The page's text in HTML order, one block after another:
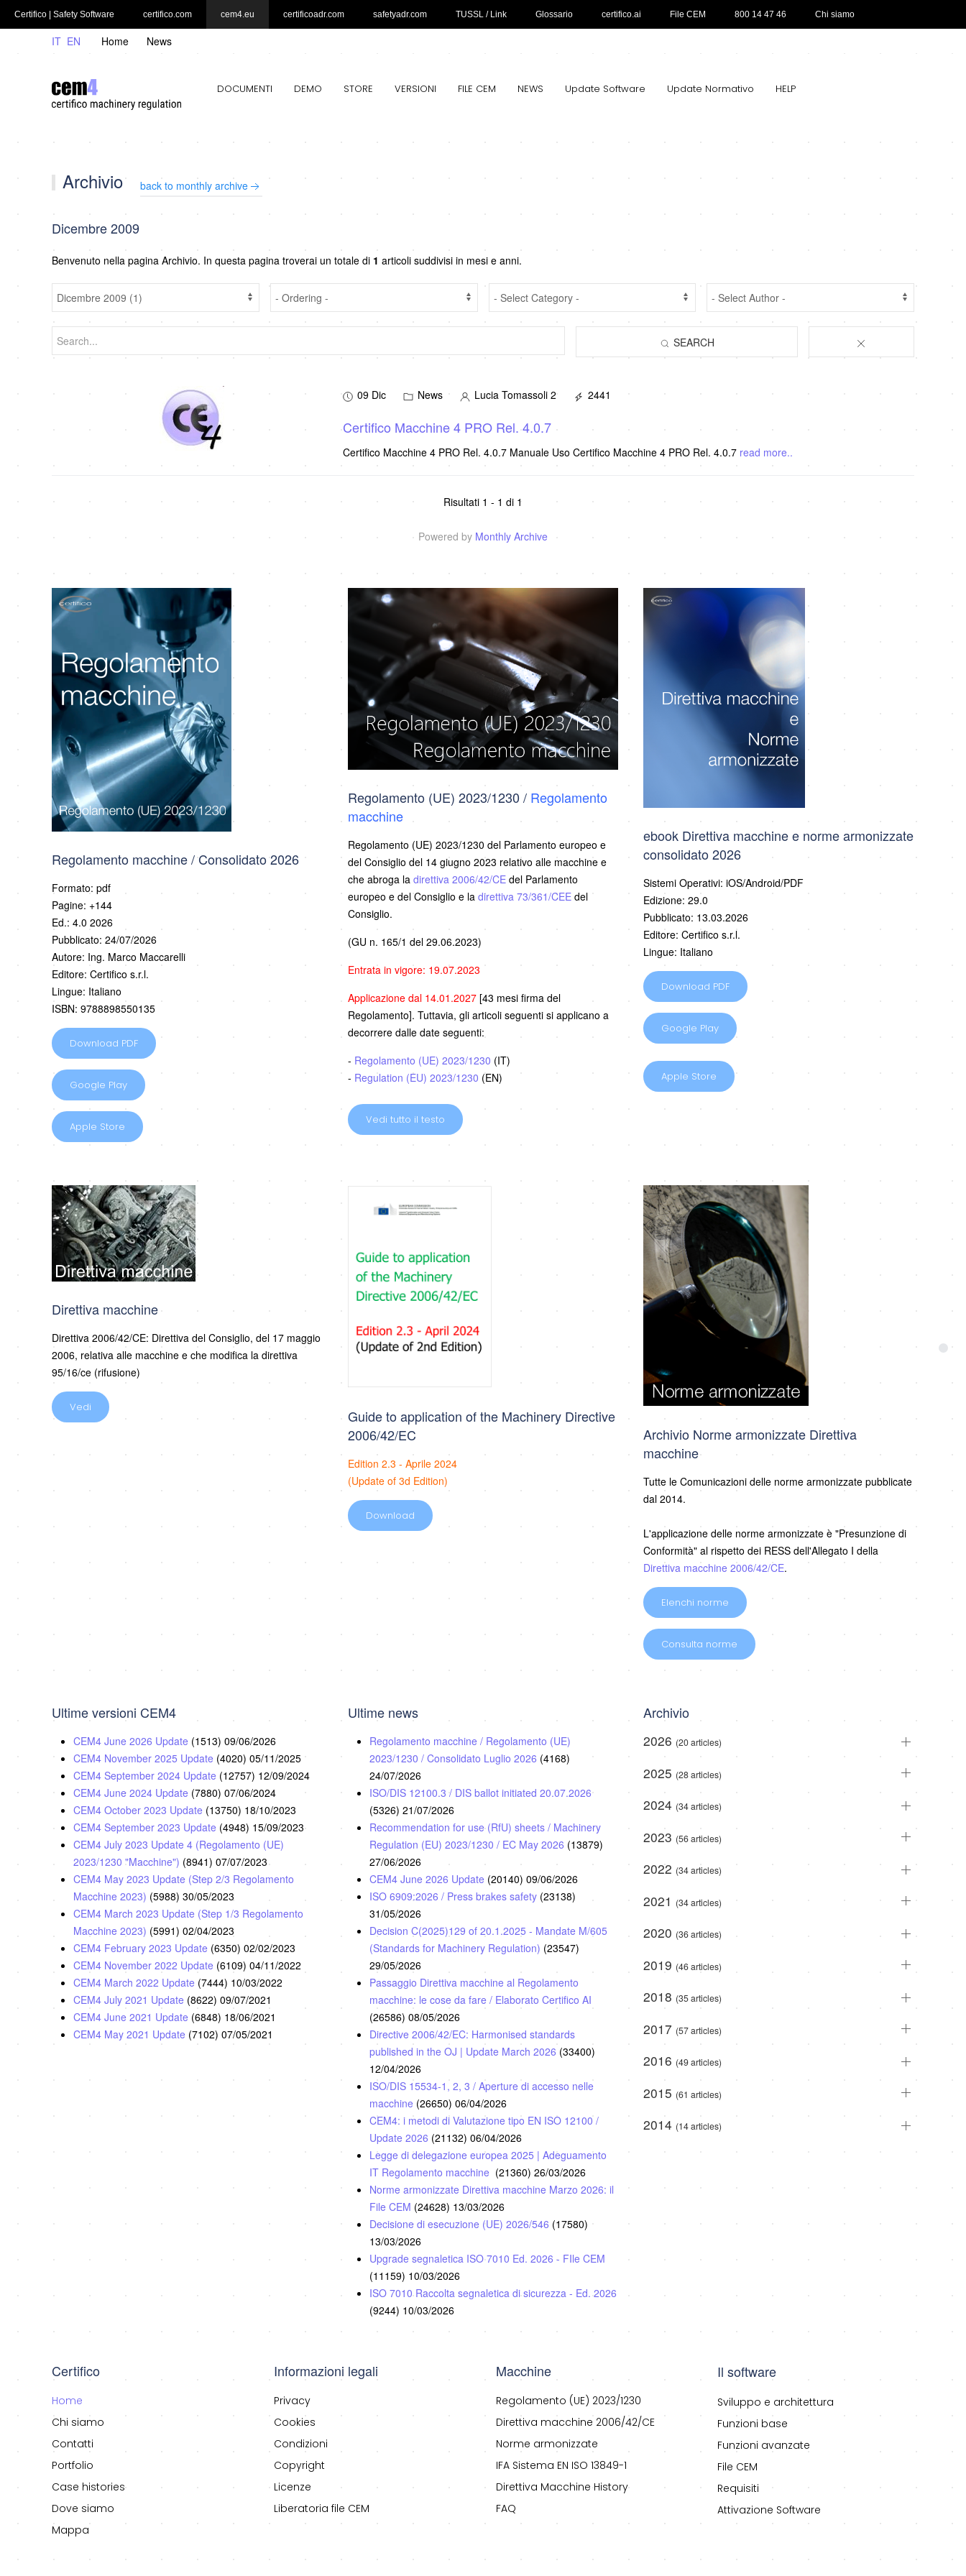
Certifico | Safety Software certifico.com cem4.eu certificoadr.com safetyadr.com TUSSL / Link Glossario certifico.ai File CEM 800 14 47 46 Chi siamo
IT EN Home News
DOCUMENTI DEMO STORE VERSIONI FILE CEM NEWS Update Software Update Normativo HELP
Archivio back to monthly archive
Dicembre 2009
Benvenuto nella pagina Archivio. In questa pagina troverai un totale di 1 articoli suddivisi in mesi e anni.
SEARCH
09 Dic News Lucia Tomassoli 2 2441
Certifico Macchine 4 PRO Rel. 4.0.7
Certifico Macchine 4 PRO Rel. 4.0.7 Manuale Uso Certifico Macchine 4 PRO Rel. 4.0.7 read more..
Risultati 1 - 1 di 1
Powered by Monthly Archive
Regolamento macchine / Consolidato 2026
Formato: pdf
Pagine: +144
Ed.: 4.0 2026
Pubblicato: 24/07/2026
Autore: Ing. Marco Maccarelli
Editore: Certifico s.r.l.
Lingue: Italiano
ISBN: 9788898550135
Download PDF
Google Play
Apple Store
Regolamento (UE) 2023/1230 / Regolamento
macchine
Regolamento (UE) 2023/1230 del Parlamento europeo e
del Consiglio del 14 giugno 2023 relativo alle macchine e
che abroga la direttiva 2006/42/CEdel Parlamento
europeo e del Consiglio e la direttiva 73/361/CEEdel
Consiglio.
(GU n. 165/1 del 29.06.2023)
Entrata in vigore: 19.07.2023
Applicazione dal 14.01.2027 [43 mesi firma del
Regolamento]. Tuttavia, gli articoli seguenti si applicano a
decorrere dalle date seguenti:
- Regolamento (UE) 2023/1230 (IT)
- Regulation (EU) 2023/1230 (EN)
Vedi tutto il testo
ebook Direttiva macchine e norme armonizzate
consolidato 2026
Sistemi Operativi: iOS/Android/PDF
Edizione: 29.0
Pubblicato: 13.03.2026
Editore: Certifico s.r.l.
Lingue: Italiano
Download PDF
Google Play
Apple Store
Direttiva macchine
Direttiva 2006/42/CE: Direttiva del Consiglio, del 17 maggio
2006, relativa alle macchine e che modifica la direttiva
95/16/ce (rifusione)
Vedi
Guide to application of the Machinery Directive
2006/42/EC
Edition 2.3 - Aprile 2024
(Update of 3d Edition)
Download
Archivio Norme armonizzate Direttiva
macchine
Tutte le Comunicazioni delle norme armonizzate pubblicate
dal 2014.
L'applicazione delle norme armonizzate è "Presunzione di
Conformità" al rispetto dei RESS dell'Allegato I della
Direttiva macchine 2006/42/CE.
Elenchi norme
Consulta norme
Ultime versioni CEM4
CEM4 June 2026 Update (1513) 09/06/2026
CEM4 November 2025 Update (4020) 05/11/2025
CEM4 September 2024 Update (12757) 12/09/2024
CEM4 June 2024 Update (7880) 07/06/2024
CEM4 October 2023 Update (13750) 18/10/2023
CEM4 September 2023 Update (4948) 15/09/2023
CEM4 July 2023 Update 4 (Regolamento (UE)
2023/1230 "Macchine") (8941) 07/07/2023
CEM4 May 2023 Update (Step 2/3 Regolamento
Macchine 2023) (5988) 30/05/2023
CEM4 March 2023 Update (Step 1/3 Regolamento
Macchine 2023) (5991) 02/04/2023
CEM4 February 2023 Update (6350) 02/02/2023
CEM4 November 2022 Update (6109) 04/11/2022
CEM4 March 2022 Update (7444) 10/03/2022
CEM4 July 2021 Update (8622) 09/07/2021
CEM4 June 2021 Update (6848) 18/06/2021
CEM4 May 2021 Update (7102) 07/05/2021
Ultime news
Regolamento macchine / Regolamento (UE)
2023/1230 / Consolidato Luglio 2026 (4168)
24/07/2026
ISO/DIS 12100.3 / DIS ballot initiated 20.07.2026
(5326) 21/07/2026
Recommendation for use (RfU) sheets / Machinery
Regulation (EU) 2023/1230 / EC May 2026 (13879)
27/06/2026
CEM4 June 2026 Update (20140) 09/06/2026
ISO 6909:2026 / Press brakes safety (23138)
31/05/2026
Decision C(2025)129 of 20.1.2025 - Mandate M/605
(Standards for Machinery Regulation) (23547)
29/05/2026
Passaggio Direttiva macchine al Regolamento
macchine: le cose da fare / Elaborato Certifico AI
(26586) 08/05/2026
Directive 2006/42/EC: Harmonised standards
published in the OJ | Update March 2026 (33400)
12/04/2026
ISO/DIS 15534-1, 2, 3 / Aperture di accesso nelle
macchine (26650) 06/04/2026
CEM4: i metodi di Valutazione tipo EN ISO 12100 /
Update 2026 (21132) 06/04/2026
Legge di delegazione europea 2025 | Adeguamento
IT Regolamento macchine (21360) 26/03/2026
Norme armonizzate Direttiva macchine Marzo 2026: il
File CEM (24628) 13/03/2026
Decisione di esecuzione (UE) 2026/546 (17580)
13/03/2026
Upgrade segnaletica ISO 7010 Ed. 2026 - FIle CEM
(11159) 10/03/2026
ISO 7010 Raccolta segnaletica di sicurezza - Ed. 2026
(9244) 10/03/2026
Archivio
2026 (20 articles)
2025 (28 articles)
2024 (34 articles)
2023 (56 articles)
2022 (34 articles)
2021 (34 articles)
2020 (36 articles)
2019 (46 articles)
2018 (35 articles)
2017 (57 articles)
2016 (49 articles)
2015 (61 articles)
2014 (14 articles)
Certifico
Home
Chi siamo
Contatti
Portfolio
Case histories
Dove siamo
Mappa
Informazioni legali
Privacy
Cookies
Condizioni
Copyright
Licenze
Liberatoria file CEM
Macchine
Regolamento (UE) 2023/1230
Direttiva macchine 2006/42/CE
Norme armonizzate
IFA Sistema EN ISO 13849-1
Direttiva Macchine History
FAQ
Il software
Sviluppo e architettura
Funzioni base
Funzioni avanzate
File CEM
Requisiti
Attivazione Software